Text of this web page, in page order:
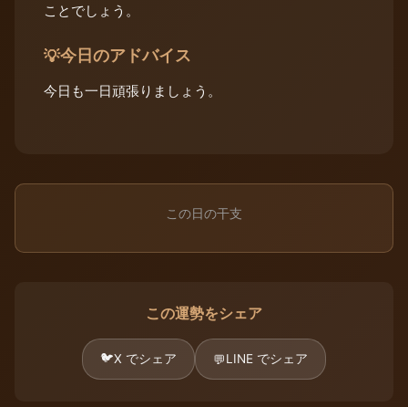
ことでしょう。
💡今日のアドバイス
今日も一日頑張りましょう。
この日の干支
この運勢をシェア
🐦X でシェア 💬LINE でシェア